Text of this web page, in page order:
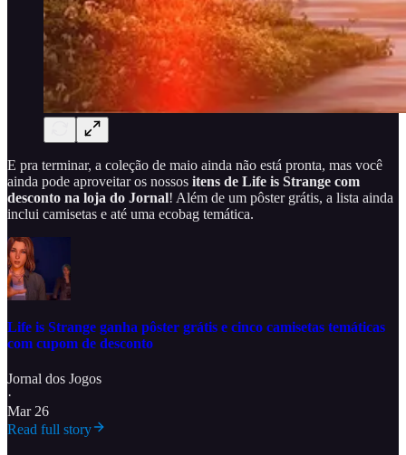
E pra terminar, a coleção de maio ainda não está pronta, mas você
ainda pode aproveitar os nossos itens de Life is Strange com
desconto na loja do Jornal! Além de um pôster grátis, a lista ainda
inclui camisetas e até uma ecobag temática.
Life is Strange ganha pôster grátis e cinco camisetas temáticas
com cupom de desconto
Jornal dos Jogos
·
Mar 26
Read full story